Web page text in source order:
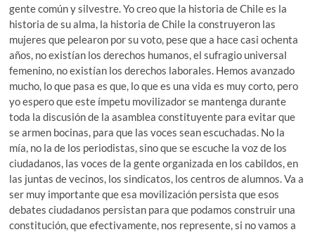
gente común y silvestre. Yo creo que la historia de Chile es la
historia de su alma, la historia de Chile la construyeron las
mujeres que pelearon por su voto, pese que a hace casi ochenta
años, no existían los derechos humanos, el sufragio universal
femenino, no existían los derechos laborales. Hemos avanzado
mucho, lo que pasa es que, lo que es una vida es muy corto, pero
yo espero que este ímpetu movilizador se mantenga durante
toda la discusión de la asamblea constituyente para evitar que
se armen bocinas, para que las voces sean escuchadas. No la
mía, no la de los periodistas, sino que se escuche la voz de los
ciudadanos, las voces de la gente organizada en los cabildos, en
las juntas de vecinos, los sindicatos, los centros de alumnos. Va a
ser muy importante que esa movilización persista que esos
debates ciudadanos persistan para que podamos construir una
constitución, que efectivamente, nos represente, si no vamos a